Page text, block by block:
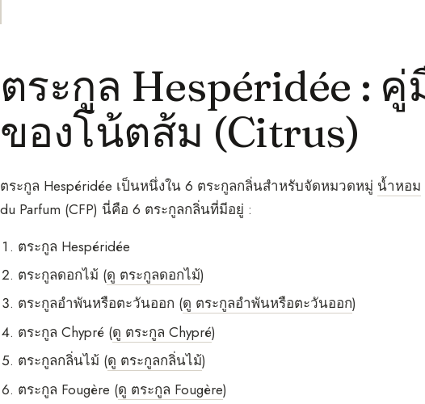
ตระกูล Hespéridée :
ของโน้ตส้ม (Citrus)
ตระกูล Hespéridée เป็นหนึ่งใน 6 ตระกูลกลิ่นสำหรับจัดหมวดหมู่ น้ำหอม
du Parfum (CFP) นี่คือ 6 ตระกูลกลิ่นที่มีอยู่ :
ตระกูล Hespéridée
ตระกูลดอกไม้ (ดู ตระกูลดอกไม้)
ตระกูลอำพันหรือตะวันออก (ดู ตระกูลอำพันหรือตะวันออก)
ตระกูล Chypré (ดู ตระกูล Chypré)
ตระกูลกลิ่นไม้ (ดู ตระกูลกลิ่นไม้)
ตระกูล Fougère (ดู ตระกูล Fougère)